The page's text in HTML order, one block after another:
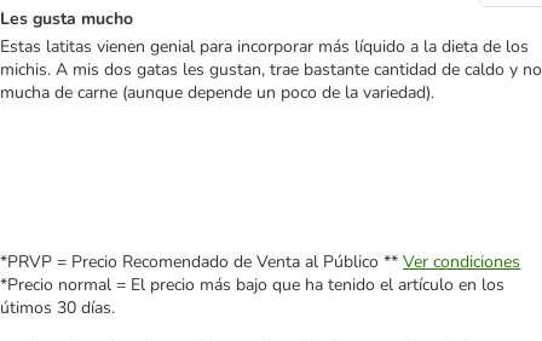
Les gusta mucho
Estas latitas vienen genial para incorporar más líquido a la dieta de los
michis. A mis dos gatas les gustan, trae bastante cantidad de caldo y no
mucha de carne (aunque depende un poco de la variedad).
*PRVP = Precio Recomendado de Venta al Público ** Ver condiciones
*Precio normal = El precio más bajo que ha tenido el artículo en los
útimos 30 días.